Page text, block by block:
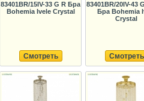
83401BR/15IV-33 G R Бра
Bohemia Ivele Crystal
Смотреть
83401BR/20IV-43
Бра Bohemia
Crystal
Смотреть